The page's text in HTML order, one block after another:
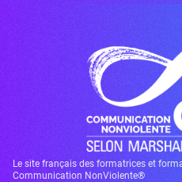
Le site français des formatrices et
Communication NonViolente®